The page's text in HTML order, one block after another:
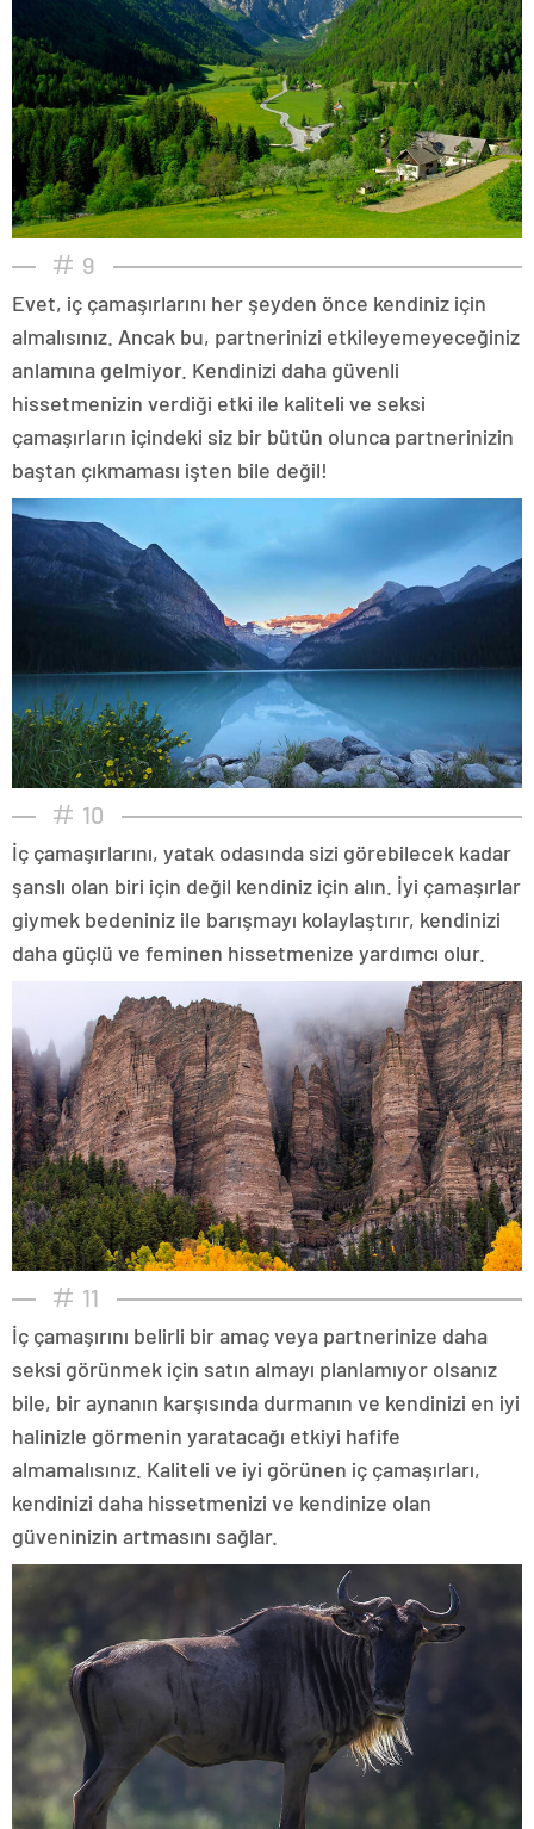
9
Evet, iç çamaşırlarını her şeyden önce kendiniz için
almalısınız. Ancak bu, partnerinizi etkileyemeyeceğiniz
anlamına gelmiyor. Kendinizi daha güvenli
hissetmenizin verdiği etki ile kaliteli ve seksi
çamaşırların içindeki siz bir bütün olunca partnerinizin
baştan çıkmaması işten bile değil!
10
İç çamaşırlarını, yatak odasında sizi görebilecek kadar
şanslı olan biri için değil kendiniz için alın. İyi çamaşırlar
giymek bedeniniz ile barışmayı kolaylaştırır, kendinizi
daha güçlü ve feminen hissetmenize yardımcı olur.
11
İç çamaşırını belirli bir amaç veya partnerinize daha
seksi görünmek için satın almayı planlamıyor olsanız
bile, bir aynanın karşısında durmanın ve kendinizi en iyi
halinizle görmenin yaratacağı etkiyi hafife
almamalısınız. Kaliteli ve iyi görünen iç çamaşırları,
kendinizi daha hissetmenizi ve kendinize olan
güveninizin artmasını sağlar.